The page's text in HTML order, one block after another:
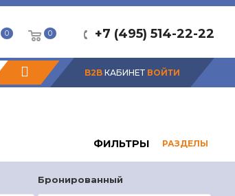
+7 (495) 514-22-22
0 0
B2B КАБИНЕТ ВОЙТИ
ФИЛЬТРЫ РАЗДЕЛЫ
Бронированный